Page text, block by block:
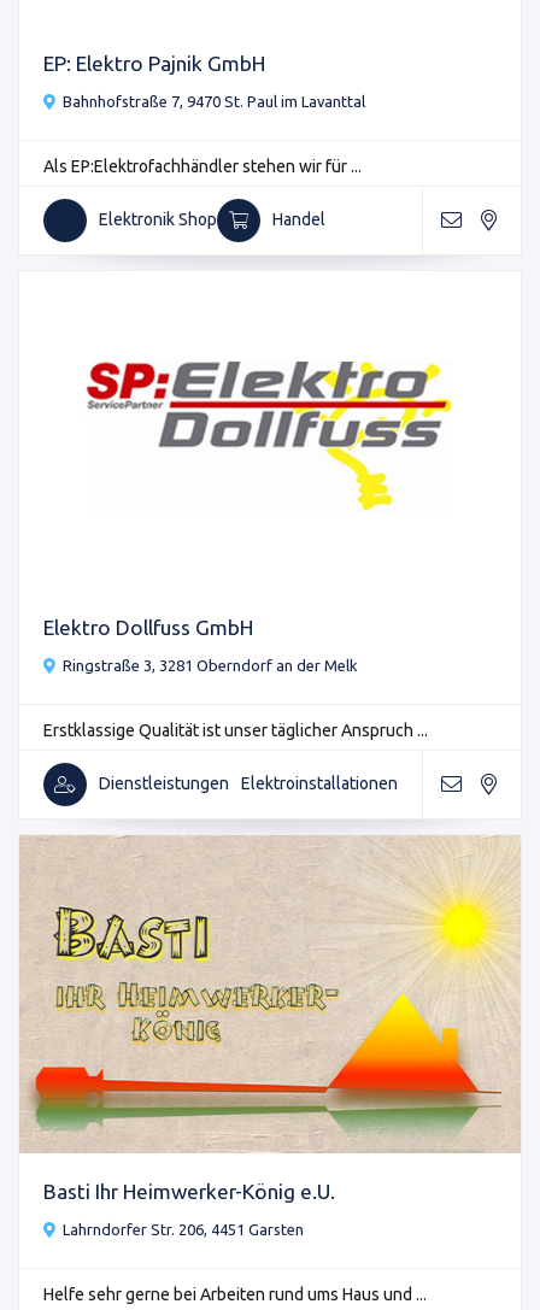
EP: Elektro Pajnik GmbH
Bahnhofstraße 7, 9470 St. Paul im Lavanttal
Als EP:Elektrofachhändler stehen wir für ...
Elektronik Shop Handel
Elektro Dollfuss GmbH
Ringstraße 3, 3281 Oberndorf an der Melk
Erstklassige Qualität ist unser täglicher Anspruch ...
Dienstleistungen Elektroinstallationen
Basti Ihr Heimwerker-König e.U.
Lahrndorfer Str. 206, 4451 Garsten
Helfe sehr gerne bei Arbeiten rund ums Haus und ...